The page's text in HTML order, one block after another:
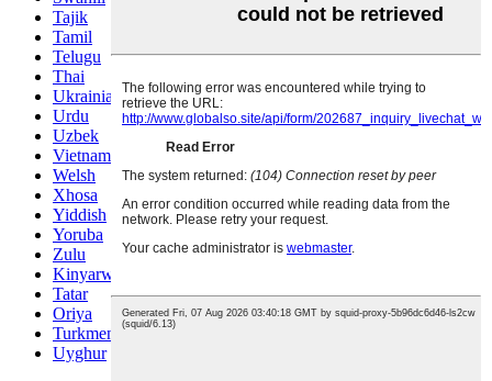
Tajik
Tamil
Telugu
Thai
Ukrainian
Urdu
Uzbek
Vietnamese
Welsh
Xhosa
Yiddish
Yoruba
Zulu
Kinyarwanda
Tatar
Oriya
Turkmen
Uyghur